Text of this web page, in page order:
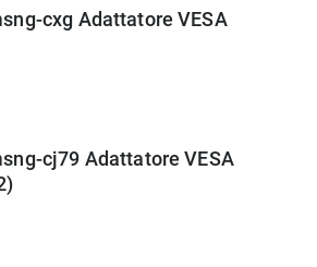
cxg Adattatore VESA
cj79 Adattatore VESA